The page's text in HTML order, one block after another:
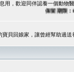
用，歡迎同伴認養一個動物
保留期限：60天
貝回娘家，讓曾經幫助過